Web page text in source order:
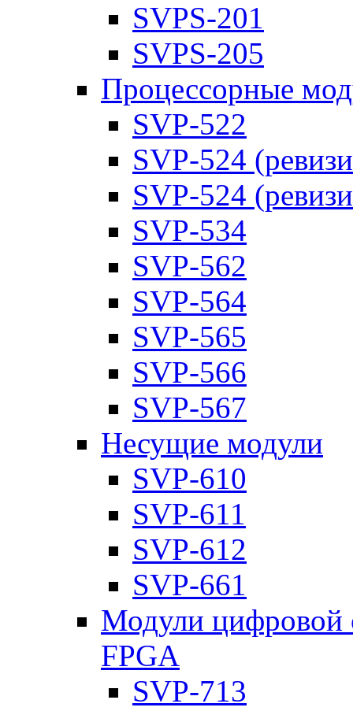
SVPS-201
SVPS-205
Процессорные
SVP-522
SVP-524
SVP-524
SVP-534
SVP-562
SVP-564
SVP-565
SVP-566
SVP-567
Несущие модули
SVP-610
SVP-611
SVP-612
SVP-661
Модули цифровой
FPGA
SVP-713